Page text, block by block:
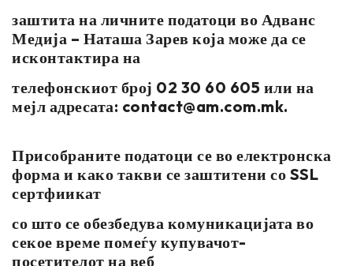
заштита на личните податоци во Адванс
Медија – Наташа Зарев која може да се
исконтактира на
телефонскиот број 02 30 60 605 или на
мејл адресата: contact@am.com.mk.
Присобраните податоци се во електронска
форма и како такви се заштитени со SSL
сертфиикат
со што се обезбедува комуникацијата во
секое време помеѓу купувачот-
посетителот на веб